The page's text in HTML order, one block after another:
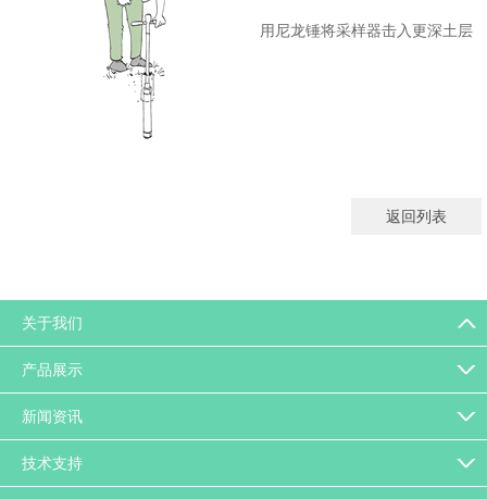
用尼龙锤将采样器击入更深土层
返回列表
关于我们
产品展示
新闻资讯
技术支持